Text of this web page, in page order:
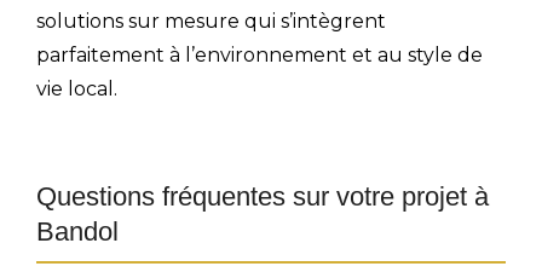
solutions sur mesure qui s’intègrent
parfaitement à l’environnement et au style de
vie local.
Questions fréquentes sur votre projet à
Bandol